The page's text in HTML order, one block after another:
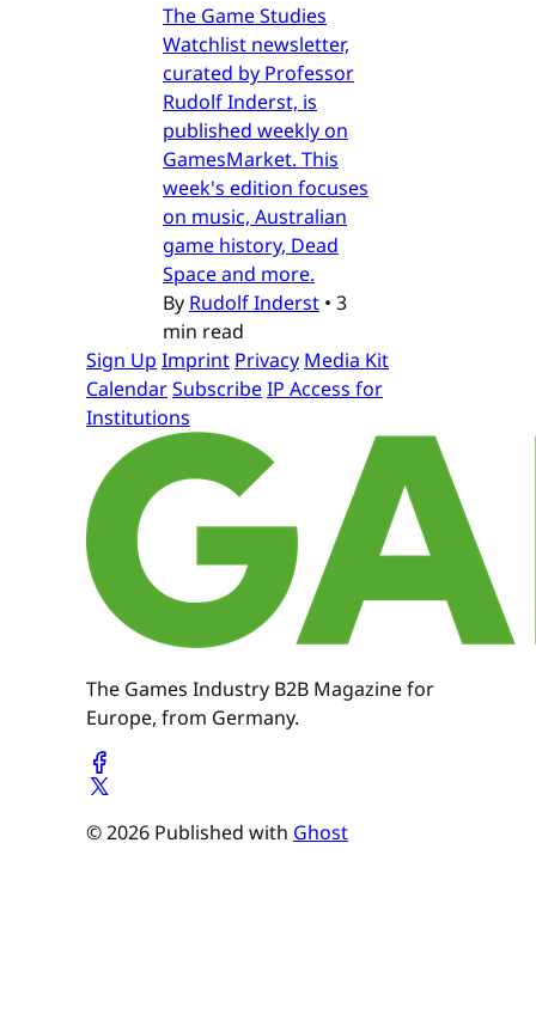
The Game Studies
Watchlist newsletter,
curated by Professor
Rudolf Inderst, is
published weekly on
GamesMarket. This
week's edition focuses
on music, Australian
game history, Dead
Space and more.
By Rudolf Inderst • 3
min read
Sign Up Imprint Privacy Media Kit
CalendarSubscribeIP Access for
Institutions
The Games Industry B2B Magazine for
Europe, from Germany.
© 2026 Published with Ghost